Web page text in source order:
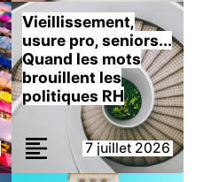
Vieillissement,
usure pro, seniors…
Quand les mots
brouillent les
politiques RH
7 juillet 2026